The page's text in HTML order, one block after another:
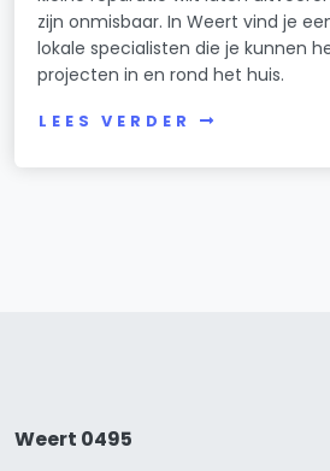
zijn onmisbaar. In Weert vind je
lokale specialisten die je kunnen
projecten in en rond het huis.
LEES VERDER
Weert 0495